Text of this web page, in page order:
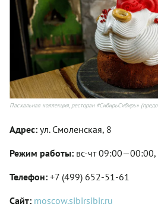
Пасхальная коллекция, ресторан #СибирьСибирь»
Адрес: ул. Смоленская, 8
Режим работы: вс-чт
Телефон: +7 (499) 652-51-61
Сайт: moscow.sibirsibir.ru